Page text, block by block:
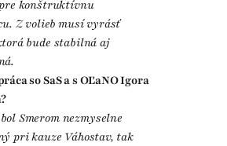
konštruktívnu
Z volieb musí vyrásť
bude stabilná aj
so SaS a s OĽaNO Igora
Smerom nezmyselne
pri kauze Váhostav, tak